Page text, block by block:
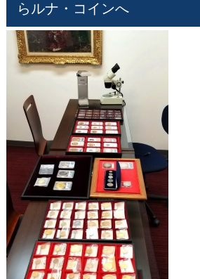
らルナ・コインへ